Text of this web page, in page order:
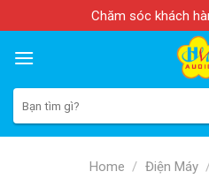
to
content
Chăm sóc khách
for:
Home / Điện Máy